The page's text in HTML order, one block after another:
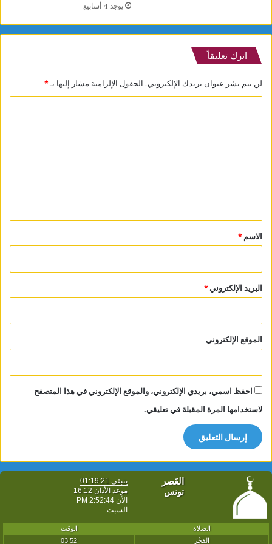
يوجد 4 أسابيع
اترك تعليقاً
لن يتم نشر عنوان بريدك الإلكتروني. الحقول الإلزامية مشار إليها بـ*
*
الاسم *
البريد الإلكتروني*
الموقع الإلكتروني
احفظ اسمي، بريدي الإلكتروني، والموقع الإلكتروني في هذا المتصفح
لاستخدامها المرة المقبلة في تعليقي.